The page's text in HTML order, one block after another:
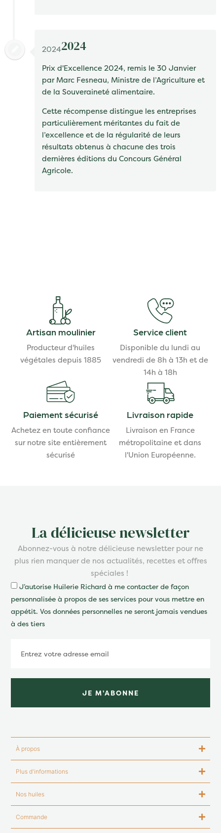
20242024
Prix d'Excellence 2024, remis le 30 Janvier
par Marc Fesneau, Ministre de l’Agriculture et
de la Souveraineté alimentaire.
Cette récompense distingue les entreprises
particulièrement méritantes du fait de
l’excellence et de la régularité de leurs
résultats obtenus à chacune des trois
dernières éditions du Concours Général
Agricole.
Artisan moulinier
Producteur d'huiles
végétales depuis 1885
Service client
Disponible du lundi au
vendredi de 8h à 13h et de
14h à 18h
Paiement sécurisé
Achetez en toute confiance
sur notre site entièrement
sécurisé
Livraison rapide
Livraison en France
métropolitaine et dans
l'Union Européenne.
La délicieuse newsletter
Abonnez-vous à notre délicieuse newsletter pour ne
plus rien manquer de nos actualités, recettes et offres
spéciales !
J’autorise Huilerie Richard à me contacter de façon
personnalisée à propos de ses services pour vous mettre en
appétit. Vos données personnelles ne seront jamais vendues
à des tiers
JE M'ABONNE
À propos
Plus d'informations
Nos huiles
Commande